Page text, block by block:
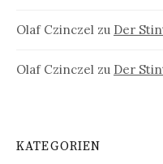
Olaf Czinczel zu Der
Olaf Czinczel zu Der
KATEGORIEN